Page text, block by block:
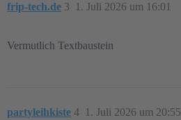
frip-tech.de 1. Juli 2026 um 16:01
3
Vermutlich Textbaustein
partyleihkiste 1. Juli 2026 um 20:55
4